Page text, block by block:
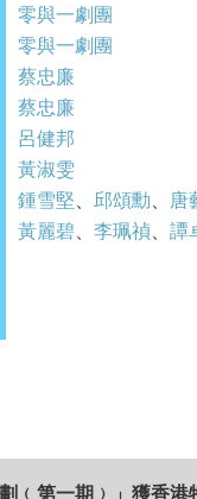
正當眾妓斬客斬得性
飄同一眾老舉決定把
零與一劇團
零與一劇團
蔡忠廉
蔡忠廉
呂健邦
黃淑雯
鍾雪堅 邱頌勳 唐
黃麗碧
李珮禎 譚
﹙第一期﹚」獲香